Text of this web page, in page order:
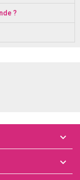
?

